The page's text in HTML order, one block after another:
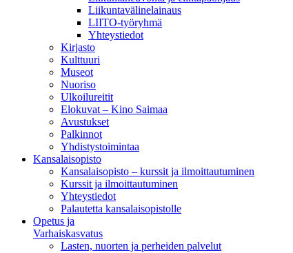
Liikuntavälinelainaus
LIITO-työryhmä
Yhteystiedot
Kirjasto
Kulttuuri
Museot
Nuoriso
Ulkoilureitit
Elokuvat – Kino Saimaa
Avustukset
Palkinnot
Yhdistystoimintaa
Kansalaisopisto
Kansalaisopisto – kurssit ja ilmoittautuminen
Kurssit ja ilmoittautuminen
Yhteystiedot
Palautetta kansalaisopistolle
Opetus ja
Varhaiskasvatus
Lasten, nuorten ja perheiden palvelut